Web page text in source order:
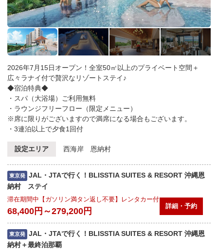
2026年7月15日オープン！全室50㎡以上のプライベート空間＋
広々ラナイ付で贅沢なリゾートステイ♪
◆宿泊特典◆
・スパ（大浴場）ご利用無料
・ラウンジフリーフロー（限定メニュー）
※席に限りがございますので満席になる場合もございます。
・3連泊以上で夕食1回付
設定エリア 西海岸 恩納村
東京発 JAL・JTAで行く！BLISSTIA SUITES & RESORT 沖縄恩
納村 ステイ
滞在期間中【ガソリン満タン返し不要】レンタカー付
68,400円～279,200円
詳細・予約
東京発 JAL・JTAで行く！BLISSTIA SUITES & RESORT 沖縄恩
納村＋最終泊那覇